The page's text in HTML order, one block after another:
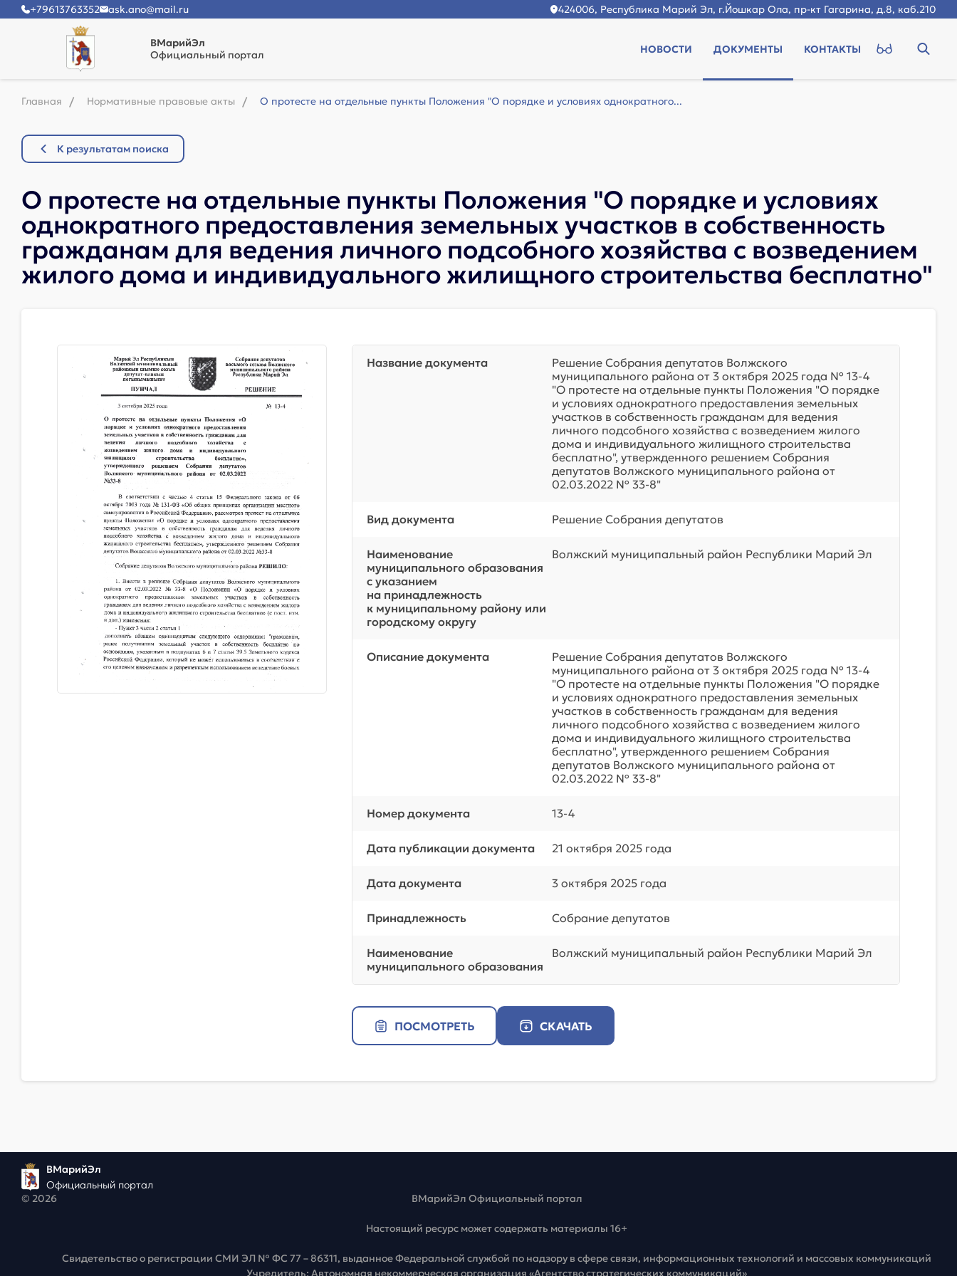
+79613763352 ask.ano@mail.ru 424006, Республика Марий Эл, г.Йошкар Ола, пр-кт Гагарина, д.8, каб.210
ВМарийЭл
Официальный портал
НОВОСТИ ДОКУМЕНТЫ КОНТАКТЫ
Главная Нормативные правовые акты О протесте на отдельные пункты Положения "О порядке и условиях однократного...
К результатам поиска
О протесте на отдельные пункты Положения "О порядке и условиях
однократного предоставления земельных участков в собственность
гражданам для ведения личного подсобного хозяйства с возведением
жилого дома и индивидуального жилищного строительства бесплатно"
Название документа
Решение Собрания депутатов Волжского
муниципального района от 3 октября 2025 года № 13-4
"О протесте на отдельные пункты Положения "О порядке
и условиях однократного предоставления земельных
участков в собственность гражданам для ведения
личного подсобного хозяйства с возведением жилого
дома и индивидуального жилищного строительства
бесплатно", утвержденного решением Собрания
депутатов Волжского муниципального района от
02.03.2022 № 33-8"
Вид документа Решение Собрания депутатов
Наименование
муниципального образования
с указанием
на принадлежность
к муниципальному району или
городскому округу
Волжский муниципальный район Республики Марий Эл
Описание документа
Решение Собрания депутатов Волжского
муниципального района от 3 октября 2025 года № 13-4
"О протесте на отдельные пункты Положения "О порядке
и условиях однократного предоставления земельных
участков в собственность гражданам для ведения
личного подсобного хозяйства с возведением жилого
дома и индивидуального жилищного строительства
бесплатно", утвержденного решением Собрания
депутатов Волжского муниципального района от
02.03.2022 № 33-8"
Номер документа 13-4
Дата публикации документа 21 октября 2025 года
Дата документа 3 октября 2025 года
Принадлежность Собрание депутатов
Наименование
муниципального образования
Волжский муниципальный район Республики Марий Эл
ПОСМОТРЕТЬ СКАЧАТЬ
ВМарийЭл
Официальный портал
© 2026
ВМарийЭл Официальный портал
Настоящий ресурс может содержать материалы 16+
Свидетельство о регистрации СМИ ЭЛ № ФС 77 – 86311, выданное Федеральной службой по надзору в сфере связи, информационных технологий и массовых коммуникаций
Учредитель: Автономная некоммерческая организация «Агентство стратегических коммуникаций»